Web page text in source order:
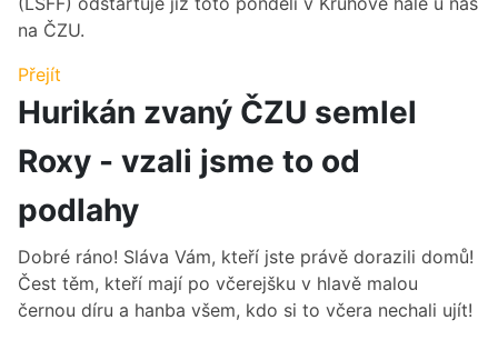
na ČZU.
Přejít
Hurikán zvaný ČZU semlel
Roxy - vzali jsme to od
podlahy
Dobré ráno! Sláva Vám, kteří jste právě dorazili domů!
Čest těm, kteří mají po včerejšku v hlavě malou
černou díru a hanba všem, kdo si to včera nechali ujít!